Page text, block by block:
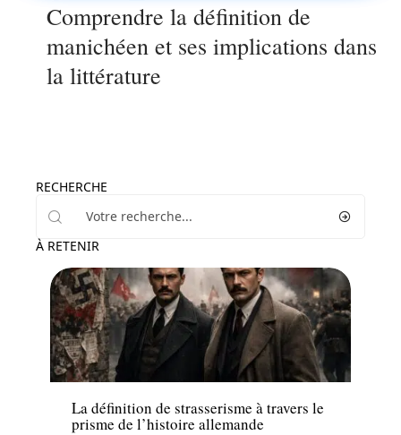
Comprendre la définition de
manichéen et ses implications dans
la littérature
RECHERCHE
À RETENIR
Entreprise
La définition de strasserisme à travers le
prisme de l’histoire allemande